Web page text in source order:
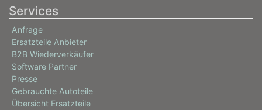
Services
Anfrage
Ersatzteile Anbieter
B2B Wiederverkäufer
Software Partner
Presse
Gebrauchte Autoteile
Übersicht Ersatzteile